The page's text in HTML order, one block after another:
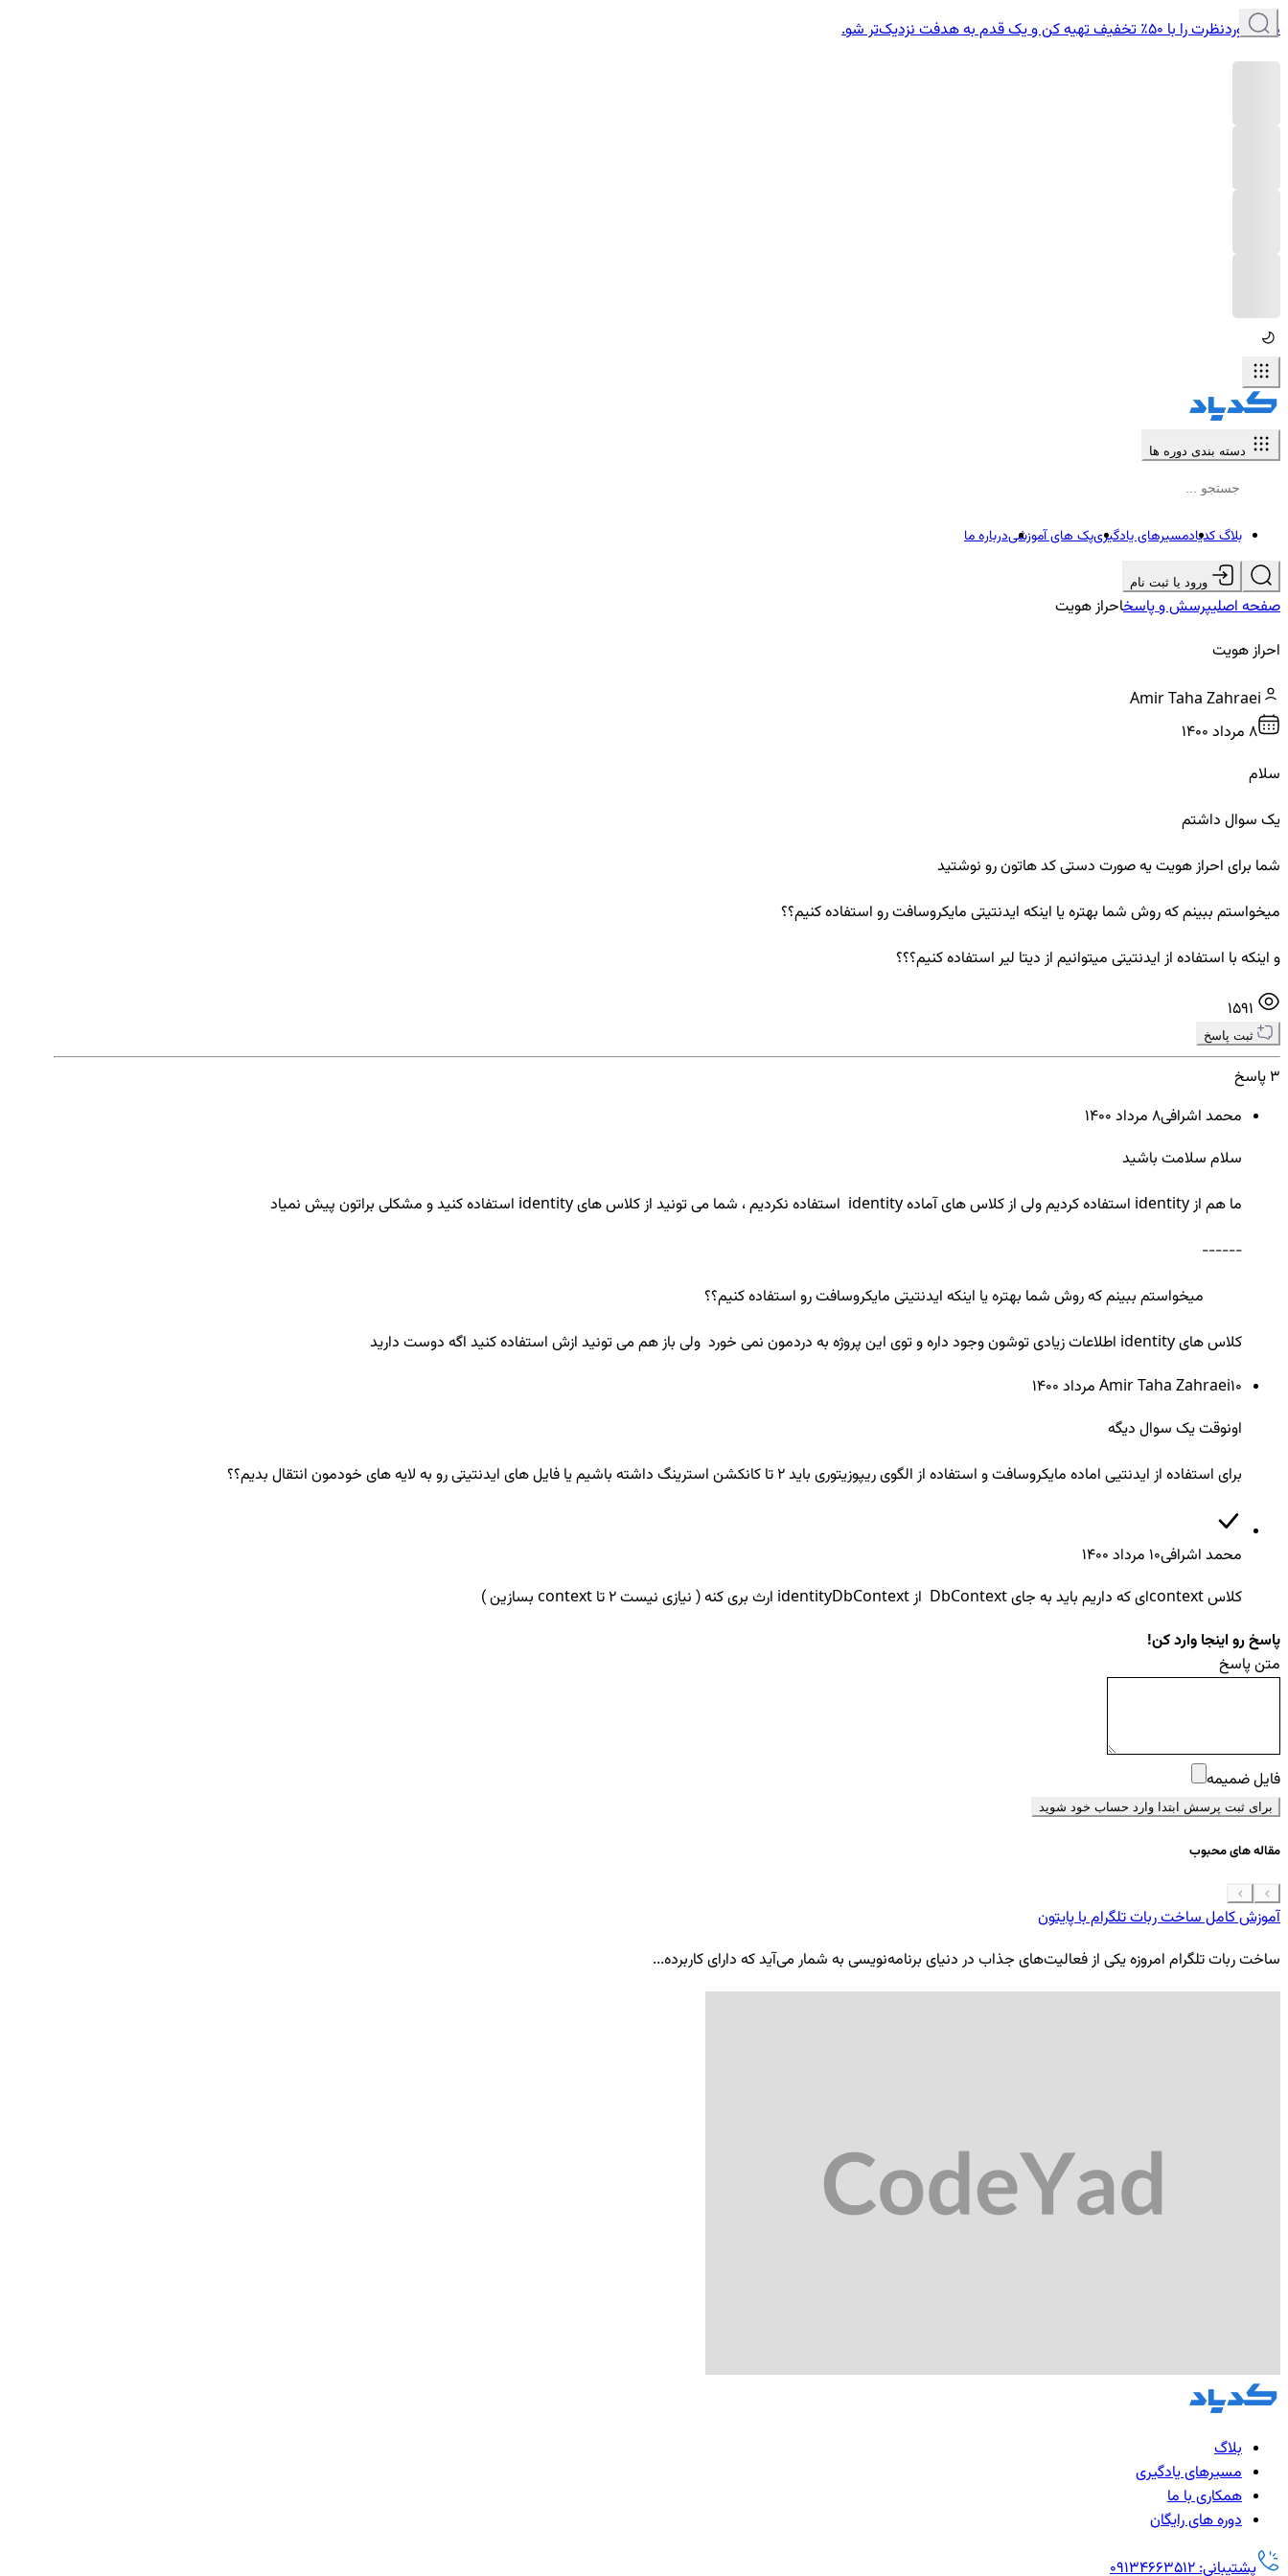
دوره موردنظرت را با ۵۰٪ تخفیف تهیه کن و یک قدم به هدفت نزدیک‌تر شو.
دسته بندی دوره ها
بلاگ کدیادمسیرهای یادگیریپک های آموزشیدرباره ما
ورود یا ثبت نام
صفحه اصلیپرسش و پاسخاحراز هویت
احراز هویت
Amir Taha Zahraei
8 مرداد ۱۴۰۰
سلام
یک سوال داشتم
شما برای احراز هویت یه صورت دستی کد هاتون رو نوشتید
میخواستم ببینم که روش شما بهتره یا اینکه ایدنتیتی مایکروسافت رو استفاده کنیم؟؟
و اینکه با استفاده از ایدنتیتی میتوانیم از دیتا لیر استفاده کنیم؟؟؟
ثبت پاسخ
3 پاسخ
محمد اشرافی8 مرداد ۱۴۰۰
سلام سلامت باشید
ما هم از identity استفاده کردیم ولی از کلاس های آماده identity استفاده نکردیم ، شما می تونید از کلاس های identity استفاده کنید و مشکلی براتون پیش نمیاد
------
میخواستم ببینم که روش شما بهتره یا اینکه ایدنتیتی مایکروسافت رو استفاده کنیم؟؟
کلاس های identity اطلاعات زیادی توشون وجود داره و توی این پروژه به دردمون نمی خورد ولی باز هم می تونید ازش استفاده کنید اگه دوست دارید
Amir Taha Zahraei10 مرداد ۱۴۰۰
اونوقت یک سوال دیگه
برای استفاده از ایدنتیی اماده مایکروسافت و استفاده از الگوی ریپوزیتوری باید 2 تا کانکشن استرینگ داشته باشیم یا فایل های ایدنتیتی رو به لایه های خودمون انتقال بدیم؟؟
محمد اشرافی10 مرداد ۱۴۰۰
کلاس contextای که داریم باید به جای DbContext از identityDbContext ارث بری کنه ( نیازی نیست ۲ تا context بسازین )
پاسخ رو اینجا وارد کن!
متن پاسخ
فایل ضمیمه
برای ثبت پرسش ابتدا وارد حساب خود شوید
مقاله های محبوب
آموزش کامل ساخت ربات تلگرام با پایتون
ساخت ربات تلگرام امروزه یکی از فعالیت‌های جذاب در دنیای برنامه‌نویسی به شمار می‌آید که دارای کاربرده...
بلاگ
مسیرهای یادگیری
همکاری با ما
دوره های رایگان
پشتیبانی: 09134663512